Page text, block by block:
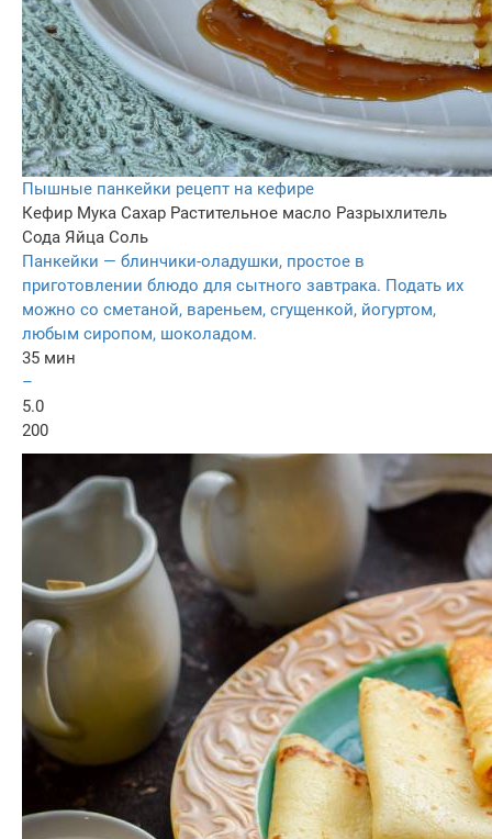
Пышные панкейки рецепт на кефире
Кефир Мука Сахар Растительное масло Разрыхлитель
Сода Яйца Соль
Панкейки — блинчики-оладушки, простое в
приготовлении блюдо для сытного завтрака. Подать их
можно со сметаной, вареньем, сгущенкой, йогуртом,
любым сиропом, шоколадом.
35 мин
–
5.0
200